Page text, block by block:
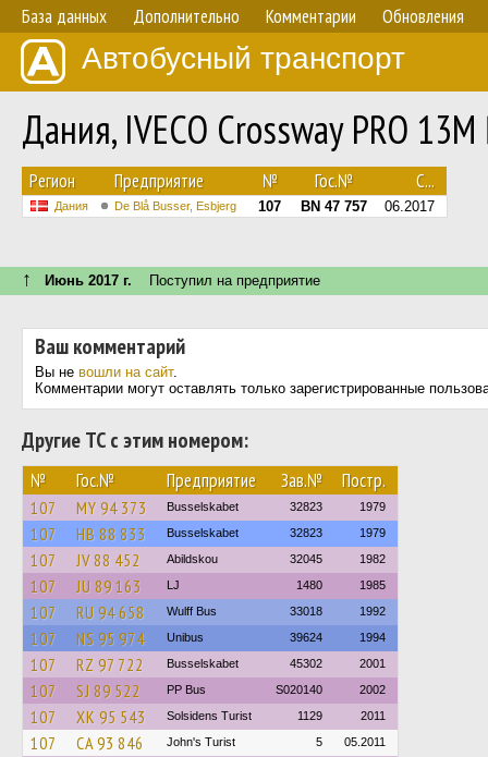
База данных Дополнительно Комментарии Обновления
Автобусный транспорт
Дания, IVECO Crossway PRO
Регион Предприятие № Гос.№ С...
Дания De Blå Busser, Esbjerg 107 BN 47 757 06.2017
↑ Июнь 2017 г. Поступил на предприятие
Ваш комментарий
Вы не вошли на сайт.
Комментарии могут оставлять только зарегистрированные
Другие ТС с этим номером:
№ Гос.№ Предприятие Зав.№ Постр.
107 MY 94 373 Busselskabet 32823 1979
107 HB 88 833 Busselskabet 32823 1979
107 JV 88 452 Abildskou 32045 1982
107 JU 89 163 LJ 1480 1985
107 RU 94 658 Wulff Bus 33018 1992
107 NS 95 974 Unibus 39624 1994
107 RZ 97 722 Busselskabet 45302 2001
107 SJ 89 522 PP Bus S020140 2002
107 XK 95 543 Solsidens Turist 1129 2011
107 CA 93 846 John's Turist 5 05.2011